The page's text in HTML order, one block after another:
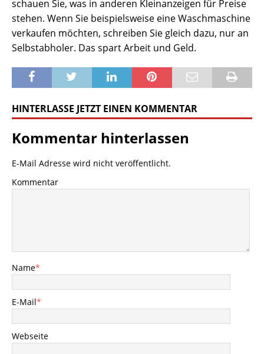
schauen Sie, was in anderen Kleinanzeigen für Preise
stehen. Wenn Sie beispielsweise eine Waschmaschine
verkaufen möchten, schreiben Sie gleich dazu, nur an
Selbstabholer. Das spart Arbeit und Geld.
HINTERLASSE JETZT EINEN KOMMENTAR
Kommentar hinterlassen
E-Mail Adresse wird nicht veröffentlicht.
Kommentar
Name*
E-Mail*
Webseite